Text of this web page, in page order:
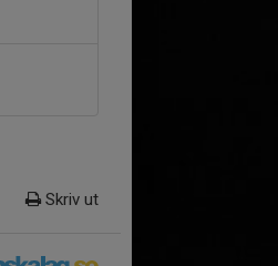
Skriv ut